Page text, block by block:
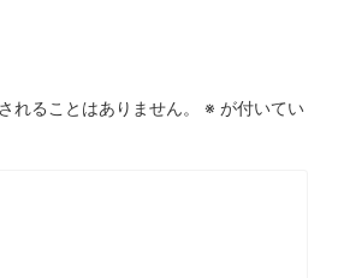
れることはありません。 ※ が付いてい